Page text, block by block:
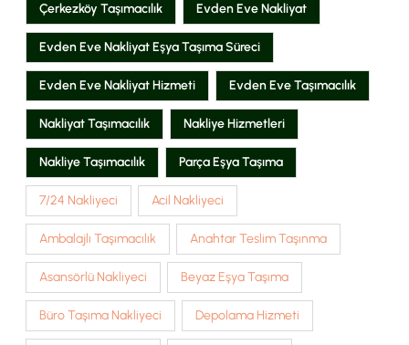
Çerkezköy Taşımacılık Evden Eve Nakliyat
Evden Eve Nakliyat Eşya Taşıma Süreci
Evden Eve Nakliyat Hizmeti Evden Eve Taşımacılık
Nakliyat Taşımacılık Nakliye Hizmetleri
Nakliye Taşımacılık Parça Eşya Taşıma
7/24 Nakliyeci Acil Nakliyeci
Ambalajlı Taşımacılık Anahtar Teslim Taşınma
Asansörlü Nakliyeci Beyaz Eşya Taşıma
Büro Taşıma Nakliyeci Depolama Hizmeti